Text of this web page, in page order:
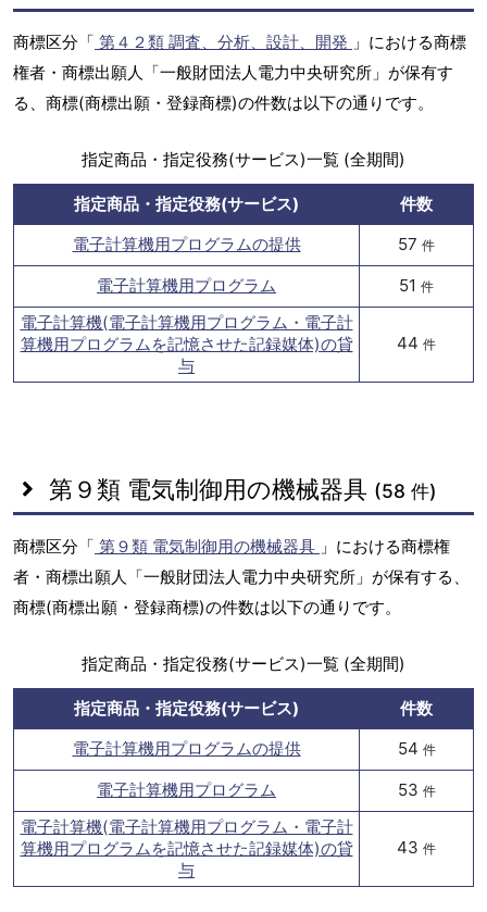
商標区分「 第４２類 調査、分析、設計、開発 」における商標
権者・商標出願人「一般財団法人電力中央研究所」が保有す
る、商標(商標出願・登録商標)の件数は以下の通りです。
指定商品・指定役務(サービス)一覧 (全期間)
指定商品・指定役務(サービス)
件数
電子計算機用プログラムの提供
57 件
電子計算機用プログラム 51 件
電子計算機(電子計算機用プログラム・電子計
算機用プログラムを記憶させた記録媒体)の貸
与
44 件
第９類 電気制御用の機械器具 (58 件)
商標区分「 第９類 電気制御用の機械器具 」における商標権
者・商標出願人「一般財団法人電力中央研究所」が保有する、
商標(商標出願・登録商標)の件数は以下の通りです。
指定商品・指定役務(サービス)一覧 (全期間)
指定商品・指定役務(サービス)
件数
電子計算機用プログラムの提供
54 件
電子計算機用プログラム 53 件
電子計算機(電子計算機用プログラム・電子計
算機用プログラムを記憶させた記録媒体)の貸
与
43 件